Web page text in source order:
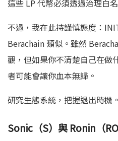
這些 LP 代幣必須透過治理白
不過，我在此持謹慎態度：
Berachain 類似。雖然
觀，但如果你不清楚自己在做
者可能會讓你血本無歸。
研究生態系統，把握退出時機。
Sonic（S）與 Ronin（